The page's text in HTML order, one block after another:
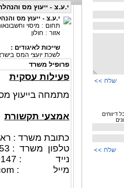
י.ע.צ - ייעוץ מס
י.ע.צ - ייעוץ מס
תחום : מיסוי
אזור : חולון
שייכות לאיגודים :
לשכת יועצי המס
פרופיל משרד
פעילות עסקית
מתמחה בייעוץ
אמצעי תקשורת
כתובת משרד : ראש פינה
טלפון משרד : 03-5599553
נייד : 052-3350147
מייל :